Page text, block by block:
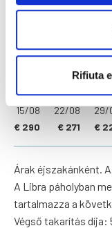
Rifiuta
Árak 2026
24/04
16/05
16/05
23/05
€ 140
23/
06/
€
15/08
€ 290
22/08
€ 271
29/
€
Árak éjszakánként.
A Libra páholyban
tartalmazza a
Végső takarítás díja: